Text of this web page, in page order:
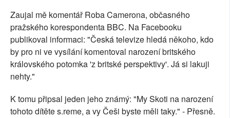
Zaujal mě komentář Roba Camerona, občasného
pražského korespondenta BBC. Na Facebooku
publikoval informaci: "Česká televize hledá někoho, kdo
by pro ni ve vysílání komentoval narození britského
královského potomka 'z britské perspektivy'. Já si lakuji
nehty."
K tomu připsal jeden jeho známý: "My Skoti na narození
tohoto dítěte s.reme, a vy Češi byste měli taky." - Přesně.